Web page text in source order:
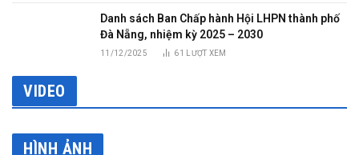
Danh sách Ban Chấp hành Hội LHPN thành phố
Đà Nẵng, nhiệm kỳ 2025 – 2030
11/12/2025 61 LƯỢT XEM
VIDEO
HÌNH ẢNH